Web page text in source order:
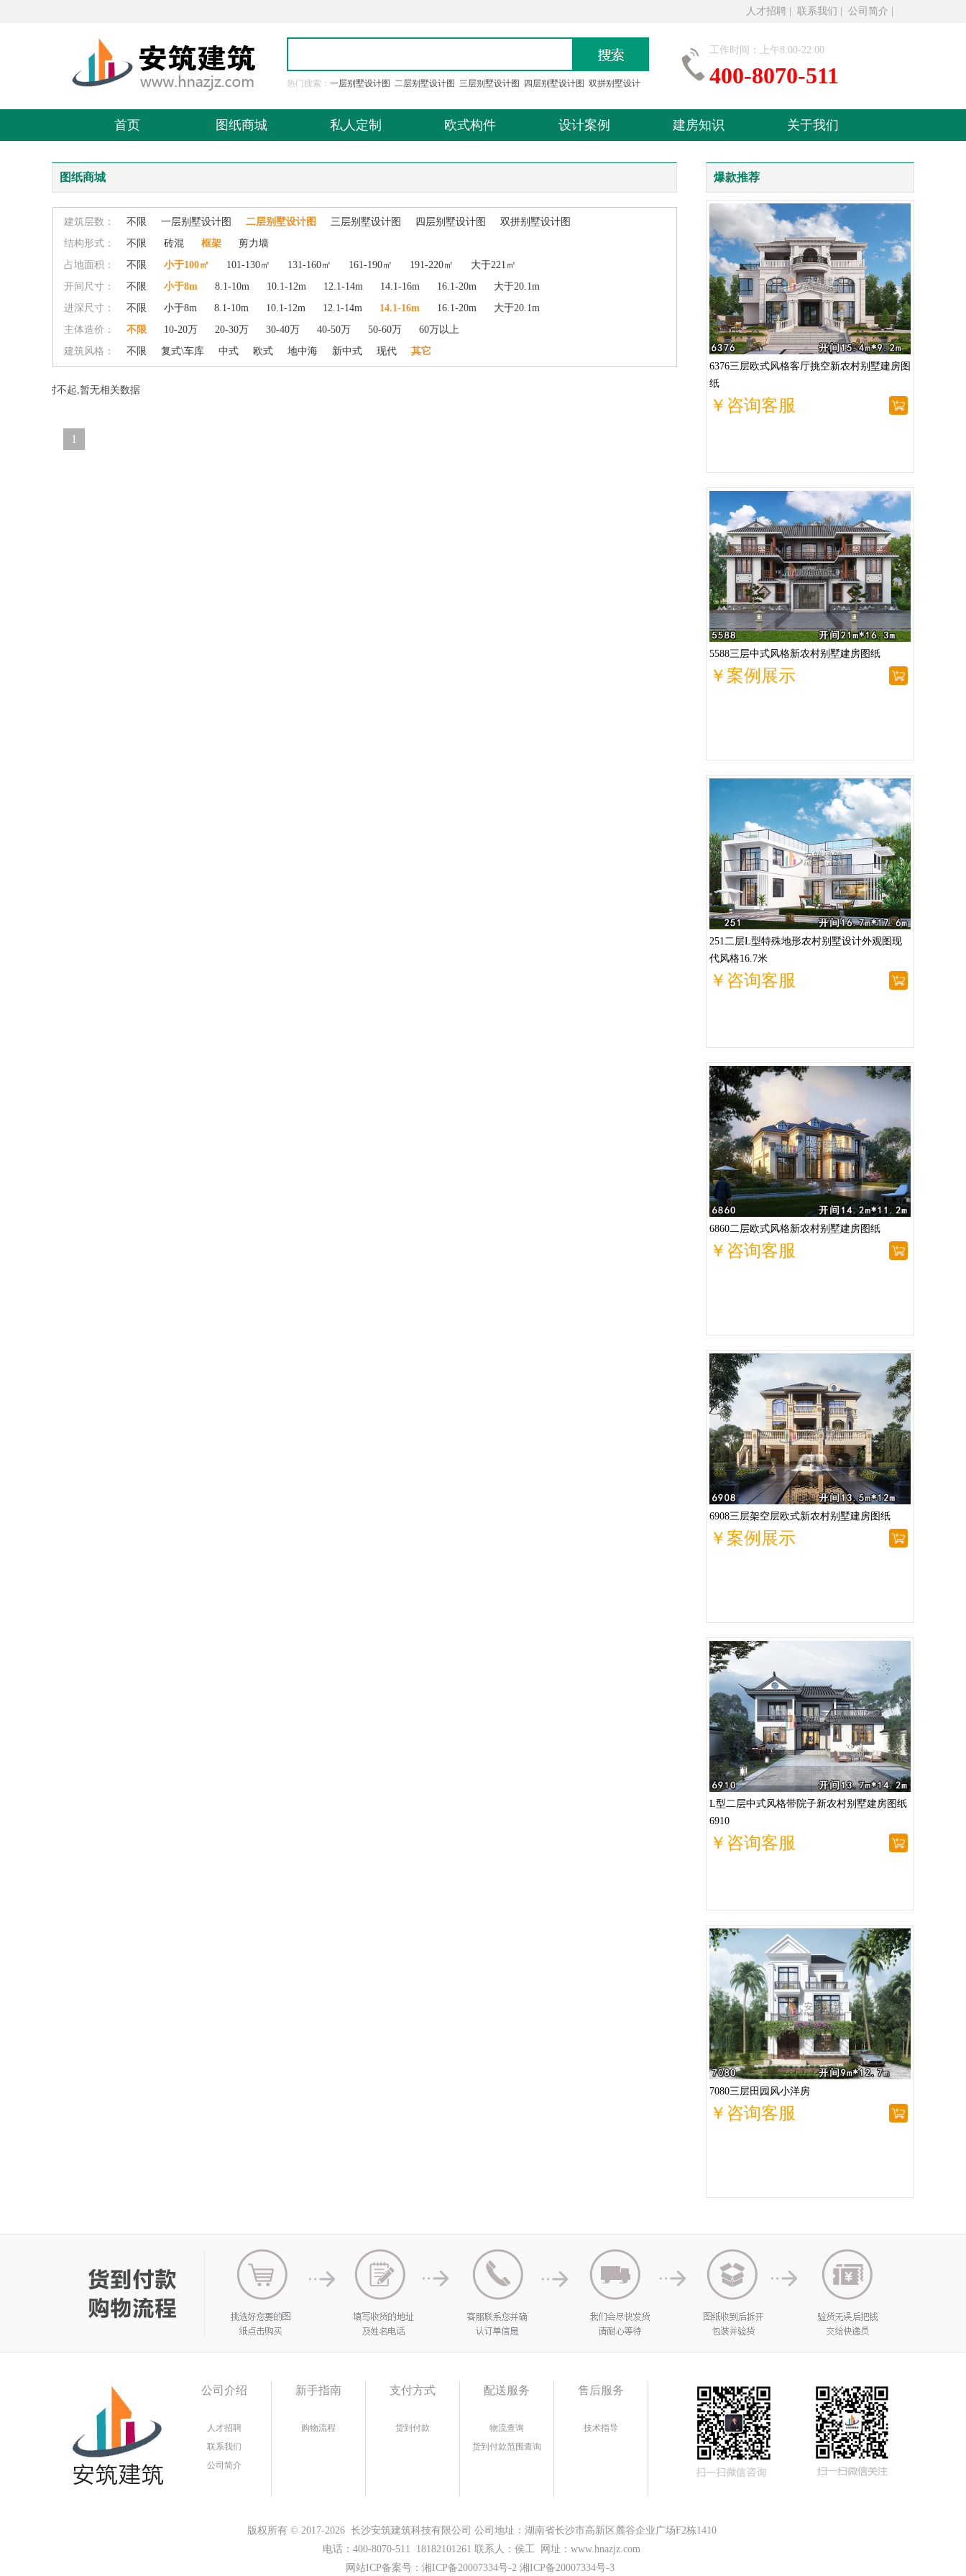
人才招聘 联系我们 公司简介
热门搜索： 一层别墅设计图 二层别墅设计图 三层别墅设计图 四层别墅设计图 双拼别墅设计
工作时间：上午8:00-22:00
400-8070-511
首页 图纸商城 私人定制 欧式构件 设计案例 建房知识 关于我们
爆款推荐
6376三层欧式风格客厅挑空新农村别墅建房图
纸
￥咨询客服
5588三层中式风格新农村别墅建房图纸
￥案例展示
251二层L型特殊地形农村别墅设计外观图现
代风格16.7米
￥咨询客服
6860二层欧式风格新农村别墅建房图纸
￥咨询客服
6908三层架空层欧式新农村别墅建房图纸
￥案例展示
L型二层中式风格带院子新农村别墅建房图纸
6910
￥咨询客服
7080三层田园风小洋房
￥咨询客服
图纸商城
建筑层数： 不限 一层别墅设计图 二层别墅设计图 三层别墅设计图 四层别墅设计图
双拼别墅设计图
结构形式：
不限 砖混 框架
剪力墙
占地面积：
不限 小于100㎡ 101-130㎡ 131-160㎡ 161-190㎡ 191-220㎡
大于221㎡
开间尺寸：
不限 小于8m 8.1-10m 10.1-12m 12.1-14m 14.1-16m 16.1-20m
大于20.1m
进深尺寸：
不限 小于8m 8.1-10m 10.1-12m 12.1-14m 14.1-16m 16.1-20m
大于20.1m
主体造价：
不限 10-20万 20-30万 30-40万 40-50万 50-60万
60万以上
建筑风格：
不限 复式\车库 中式 欧式 地中海 新中式 现代 其它
对不起,暂无相关数据
1
公司介绍
人才招聘
联系我们
公司简介
新手指南
购物流程
支付方式
货到付款
配送服务
物流查询
货到付款范围查询
售后服务
技术指导
版权所有 © 2017-2026 长沙安筑建筑科技有限公司 公司地址：湖南省长沙市高新区麓谷企业广场F2栋1410
电话：400-8070-511 18182101261 联系人：侯工 网址：www.hnazjz.com
网站ICP备案号： 湘ICP备20007334号-2 湘ICP备20007334号-3